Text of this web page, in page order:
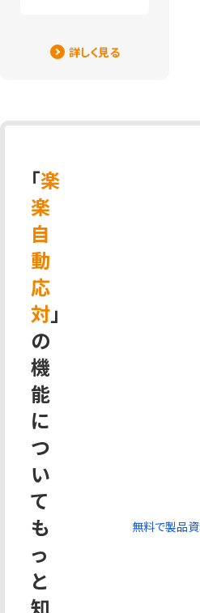
詳しく見る
「楽
楽
自
動
応
対」
の
機
能
に
つ
い
て
も
っ
と
知
無料で製品